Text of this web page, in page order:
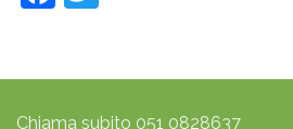
Chiama subito 051 0828637